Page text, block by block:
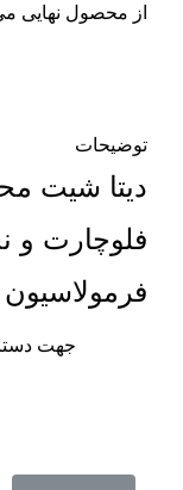
از محصول نهایی
توضیحات
دیتا شیت
فلوچارت و
جهت